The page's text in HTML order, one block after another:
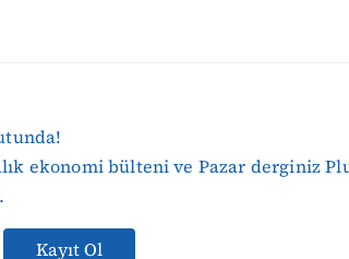
ekonomi bülteni ve Pazar derginiz
Kayıt Ol